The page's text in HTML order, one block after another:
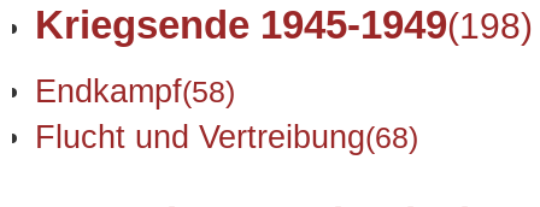
Kriegsende 1945-1949(198)
Endkampf(58)
Flucht und Vertreibung(68)